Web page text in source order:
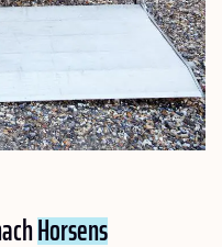
Horsens